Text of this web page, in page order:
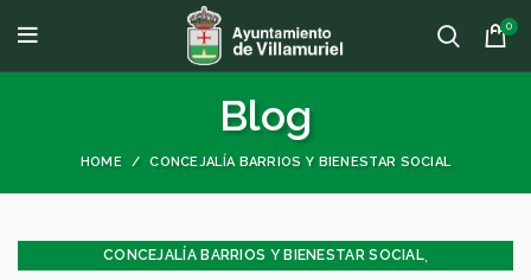
0
Blog
HOME CONCEJALÍA BARRIOS Y BIENESTAR SOCIAL
CONCEJALÍA BARRIOS Y BIENESTAR SOCIAL